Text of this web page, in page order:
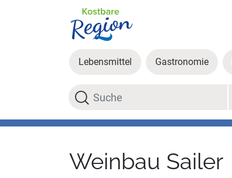
Lebensmittel Gastronomie
Suche
Weinbau Sailer